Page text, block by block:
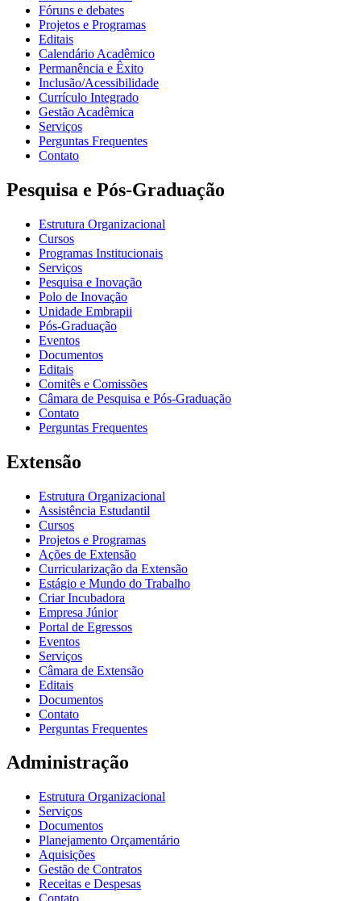
Fóruns e debates
Projetos e Programas
Editais
Calendário Acadêmico
Permanência e Êxito
Inclusão/Acessibilidade
Currículo Integrado
Gestão Acadêmica
Serviços
Perguntas Frequentes
Contato
Pesquisa e Pós-Graduação
Estrutura Organizacional
Cursos
Programas Institucionais
Serviços
Pesquisa e Inovação
Polo de Inovação
Unidade Embrapii
Pós-Graduação
Eventos
Documentos
Editais
Comitês e Comissões
Câmara de Pesquisa e Pós-Graduação
Contato
Perguntas Frequentes
Extensão
Estrutura Organizacional
Assistência Estudantil
Cursos
Projetos e Programas
Ações de Extensão
Curricularização da Extensão
Estágio e Mundo do Trabalho
Criar Incubadora
Empresa Júnior
Portal de Egressos
Eventos
Serviços
Câmara de Extensão
Editais
Documentos
Contato
Perguntas Frequentes
Administração
Estrutura Organizacional
Serviços
Documentos
Planejamento Orçamentário
Aquisições
Gestão de Contratos
Receitas e Despesas